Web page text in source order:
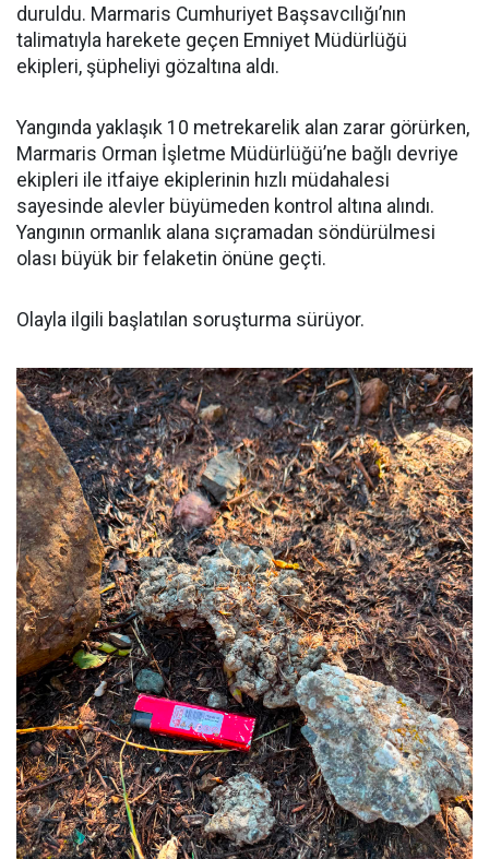
duruldu. Marmaris Cumhuriyet Başsavcılığı’nın
talimatıyla harekete geçen Emniyet Müdürlüğü
ekipleri, şüpheliyi gözaltına aldı.
Yangında yaklaşık 10 metrekarelik alan zarar görürken,
Marmaris Orman İşletme Müdürlüğü’ne bağlı devriye
ekipleri ile itfaiye ekiplerinin hızlı müdahalesi
sayesinde alevler büyümeden kontrol altına alındı.
Yangının ormanlık alana sıçramadan söndürülmesi
olası büyük bir felaketin önüne geçti.
Olayla ilgili başlatılan soruşturma sürüyor.